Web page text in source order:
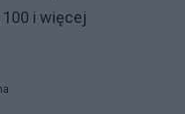
i więcej